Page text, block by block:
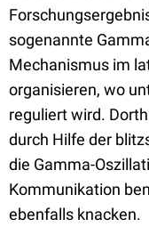
sogenannte
Mechanismus im
organisieren, wo
reguliert wird.
durch Hilfe der
die Gamma-
Kommunikation
ebenfalls knacken.